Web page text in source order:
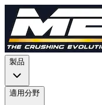
製品
適用分野